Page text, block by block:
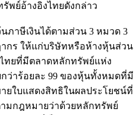
พย์อ้างอิงไทยดังกล่าว
นภาษีเงินได้ตามส่วน 3 หมวด 3
กร ให้แก่บริษัทหรือห้างหุ้นส่วน
ยที่มีตลาดหลักทรัพย์แห่ง
ว่าร้อยละ 99 ของหุ้นทั้งหมดที่มี
ยใบแสดงสิทธิในผลประโยชน์ที่
มกฎหมายว่าด้วยหลักทรัพย์